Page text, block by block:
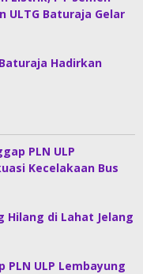
ULTG Baturaja Gelar
Baturaja Hadirkan
PLN ULP
Kecelakaan Bus
Hilang di Lahat Jelang
ULP Lembayung